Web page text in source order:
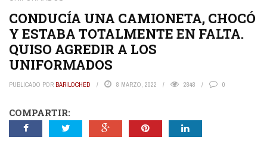
CONDUCÍA UNA CAMIONETA, CHOCÓ
Y ESTABA TOTALMENTE EN FALTA.
QUISO AGREDIR A LOS
UNIFORMADOS
PUBLICADO POR BARILOCHED 8 MARZO, 2022 2848 0
COMPARTIR: